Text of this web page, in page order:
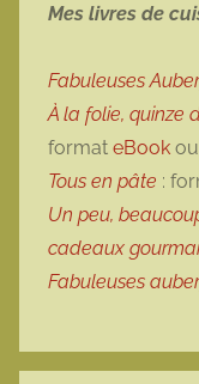
Mes livres de
Fabuleuses
À la folie, quinze
format eBook ou
Tous en pâte :
Un peu,
cadeaux
Fabuleuses